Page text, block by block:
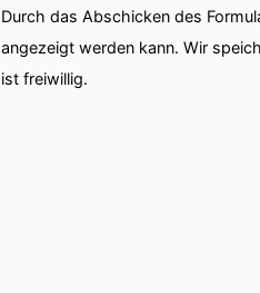
Durch das Abschicken des
angezeigt werden kann. Wir
ist freiwillig.